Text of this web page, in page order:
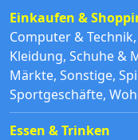
Einkaufen &
Computer & Technik,
Kleidung, Schuhe &
Märkte, Sonstige,
Sportgeschäfte,
Essen & Trinken